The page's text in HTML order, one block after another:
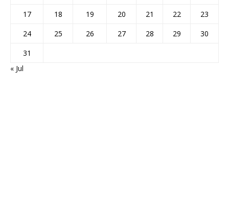
17
18 19 20 21 22
23
24
25 26 27 28 29
30
31
« Jul